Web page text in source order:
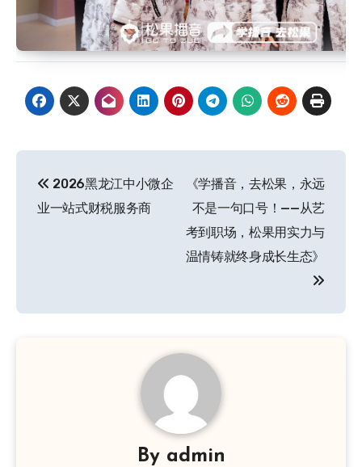
章
2026黑龙江中小微企
业一站式财税服务商
《学播音，去松果，永远
不是一句口号！——从艺
考到职场，松果用实力与
温情铸就终身成长生态》
By admin